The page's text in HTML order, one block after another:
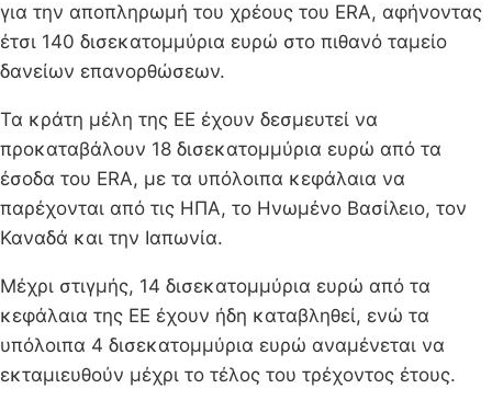
για την αποπληρωμή του χρέους του ERA, αφήνοντας
έτσι 140 δισεκατομμύρια ευρώ στο πιθανό ταμείο
δανείων επανορθώσεων.
Τα κράτη μέλη της ΕΕ έχουν δεσμευτεί να
προκαταβάλουν 18 δισεκατομμύρια ευρώ από τα
έσοδα του ERA, με τα υπόλοιπα κεφάλαια να
παρέχονται από τις ΗΠΑ, το Ηνωμένο Βασίλειο, τον
Καναδά και την Ιαπωνία.
Μέχρι στιγμής, 14 δισεκατομμύρια ευρώ από τα
κεφάλαια της ΕΕ έχουν ήδη καταβληθεί, ενώ τα
υπόλοιπα 4 δισεκατομμύρια ευρώ αναμένεται να
εκταμιευθούν μέχρι το τέλος του τρέχοντος έτους.